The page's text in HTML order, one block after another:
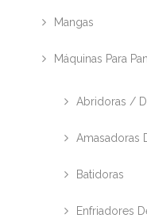
Mangas
Máquinas Para
Abridoras /
Amasadoras
Batidoras
Enfriadores